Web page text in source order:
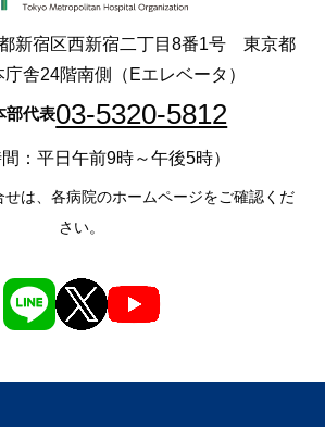
新宿区西新宿二丁目8番1号 東京都
舎24階南側（Eエレベータ）
部代表03-5320-5812
間：平日午前9時～午後5時）
は、各病院のホームページをご確認くだ
さい。